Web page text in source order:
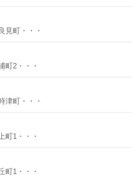
見町・・・
町2・・・
津町・・・
町1・・・
町1・・・